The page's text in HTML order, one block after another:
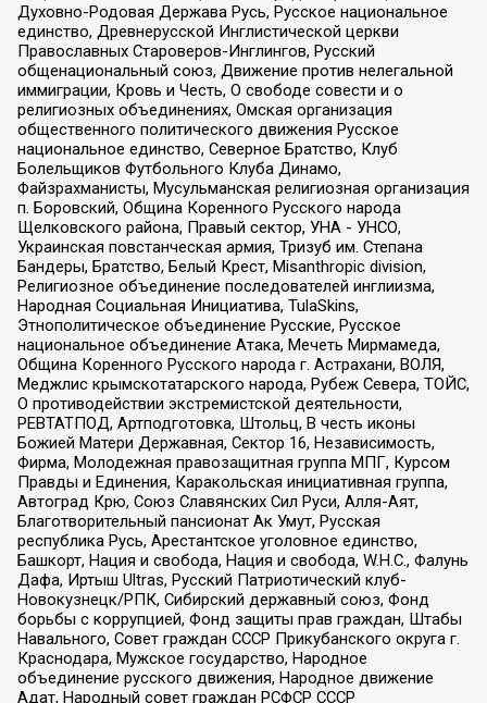
Духовно-Родовая Держава Русь, Русское национальное
единство, Древнерусской Инглистической церкви
Православных Староверов-Инглингов, Русский
общенациональный союз, Движение против нелегальной
иммиграции, Кровь и Честь, О свободе совести и о
религиозных объединениях, Омская организация
общественного политического движения Русское
национальное единство, Северное Братство, Клуб
Болельщиков Футбольного Клуба Динамо,
Файзрахманисты, Мусульманская религиозная организация
п. Боровский, Община Коренного Русского народа
Щелковского района, Правый сектор, УНА - УНСО,
Украинская повстанческая армия, Тризуб им. Степана
Бандеры, Братство, Белый Крест, Misanthropic division,
Религиозное объединение последователей инглиизма,
Народная Социальная Инициатива, TulaSkins,
Этнополитическое объединение Русские, Русское
национальное объединение Атака, Мечеть Мирмамеда,
Община Коренного Русского народа г. Астрахани, ВОЛЯ,
Меджлис крымскотатарского народа, Рубеж Севера, ТОЙС,
О противодействии экстремистской деятельности,
РЕВТАТПОД, Артподготовка, Штольц, В честь иконы
Божией Матери Державная, Сектор 16, Независимость,
Фирма, Молодежная правозащитная группа МПГ, Курсом
Правды и Единения, Каракольская инициативная группа,
Автоград Крю, Союз Славянских Сил Руси, Алля-Аят,
Благотворительный пансионат Ак Умут, Русская
республика Русь, Арестантское уголовное единство,
Башкорт, Нация и свобода, Нация и свобода, W.H.С., Фалунь
Дафа, Иртыш Ultras, Русский Патриотический клуб-
Новокузнецк/РПК, Сибирский державный союз, Фонд
борьбы с коррупцией, Фонд защиты прав граждан, Штабы
Навального, Совет граждан СССР Прикубанского округа г.
Краснодара, Мужское государство, Народное
объединение русского движения, Народное движение
Адат, Народный совет граждан РСФСР СССР